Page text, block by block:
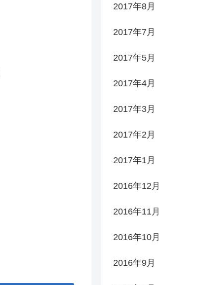
2017年8月
2017年7月
2017年5月
2017年4月
2017年3月
2017年2月
2017年1月
2016年12月
2016年11月
2016年10月
2016年9月